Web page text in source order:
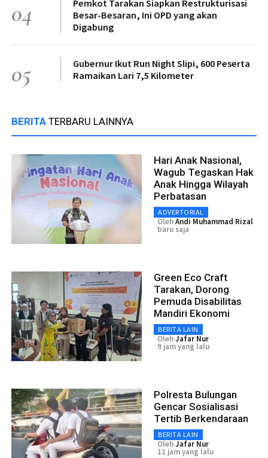
04
Pemkot Tarakan Siapkan Restrukturisasi
Besar-Besaran, Ini OPD yang akan
Digabung
05
Gubernur Ikut Run Night Slipi, 600 Peserta
Ramaikan Lari 7,5 Kilometer
BERITA TERBARU LAINNYA
Hari Anak Nasional,
Wagub Tegaskan Hak
Anak Hingga Wilayah
Perbatasan
ADVERTORIAL
OlehAndi Muhammad Rizal
baru saja
Green Eco Craft
Tarakan, Dorong
Pemuda Disabilitas
Mandiri Ekonomi
BERITA LAIN
OlehJafar Nur
9 jam yang lalu
Polresta Bulungan
Gencar Sosialisasi
Tertib Berkendaraan
BERITA LAIN
OlehJafar Nur
11 jam yang lalu